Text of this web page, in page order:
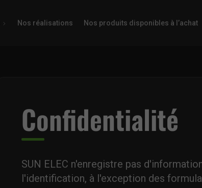
Nos réalisations Nos produits disponibles à l’achat
Confidentialité
SUN ELEC n'enregistre pas
l'identification, à l'exception des